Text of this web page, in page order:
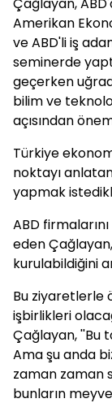
Amerikan
ve ABD'li iş
seminerde
geçerken
bilim ve
açısından
Türkiye
noktayı
yapmak
ABD
eden
kurulabildiğini
Bu ziyaretlerle
işbirlikleri
Çağlayan, ''Bu
Ama şu anda
zaman zaman
bunların